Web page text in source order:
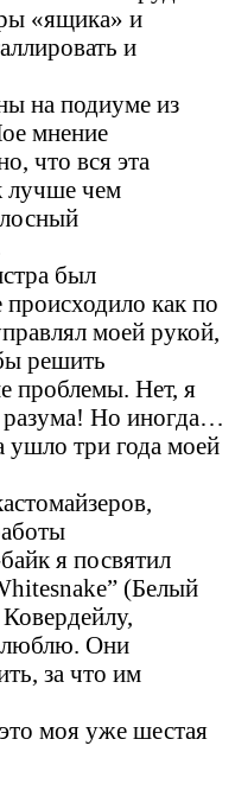
«ящика» и
и
на подиуме из
мнение
что вся эта
лучше чем
был
как по
моей рукой,
решить
проблемы. Нет, я
разума! Но иногда…
ушло три года моей
я посвятил
(Белый
люблю. Они
за что им
моя уже шестая